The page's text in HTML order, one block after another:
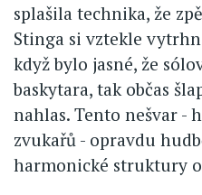
splašila technika, že
Stinga si vztekle
když bylo jasné, že
baskytara, tak občas
nahlas. Tento nešvar -
zvukařů - opravdu
harmonické struktury